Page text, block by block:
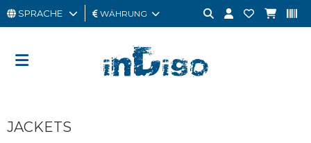
MANN
OUTLET
SPRACHE WÄHRUNG
JACKETS